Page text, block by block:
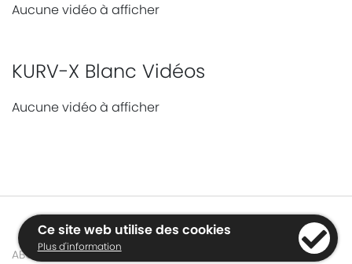
Aucune vidéo à afficher
KURV-X Blanc Vidéos
Aucune vidéo à afficher
ABONNEZ-VOUS AUX NEWSLETTERS
Ce site web utilise des cookies
Plus d'information